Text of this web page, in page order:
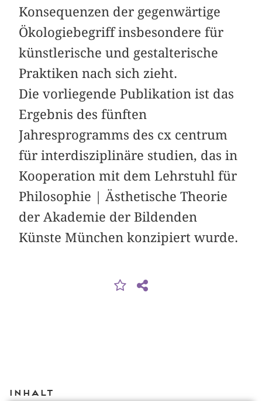
Konsequenzen der gegenwärtige
Ökologiebegriff insbesondere für
künstlerische und ­gestalterische
Praktiken nach sich zieht.
Die vorliegende Publikation ist das
Ergebnis des fünften
Jahresprogramms des cx centrum
für interdisziplinäre studien, das in
Kooperation mit dem Lehrstuhl für
Philosophie | Ästhetische Theorie
der Akademie der Bildenden
Künste München konzipiert wurde.
Inhalt